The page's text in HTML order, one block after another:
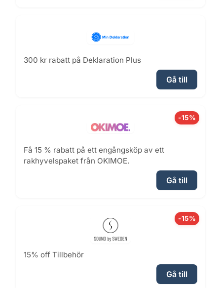
300 kr rabatt på Deklaration Plus
Gå till
-15%
Få 15 % rabatt på ett engångsköp av ett
rakhyvelspaket från OKIMOE.
Gå till
-15%
15% off Tillbehör
Gå till